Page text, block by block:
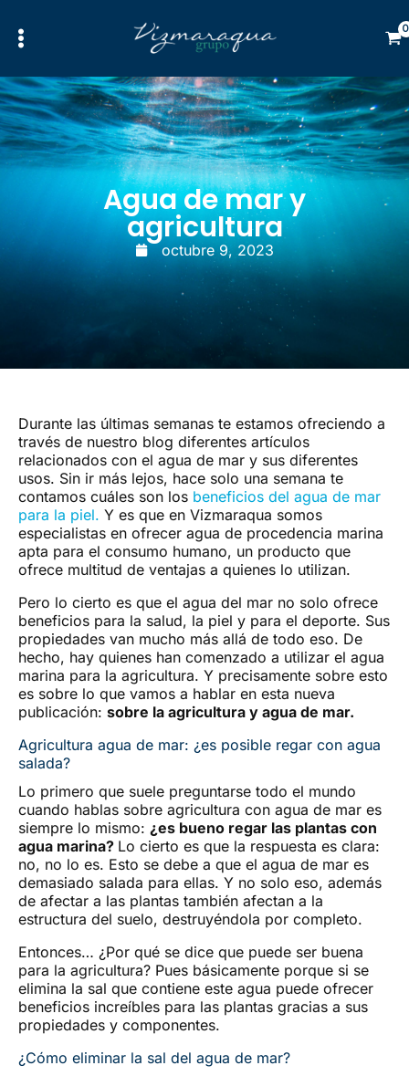
contenido
Agua de mar y
agricultura
octubre 9, 2023
Durante las últimas semanas te estamos ofreciendo a
través de nuestro blog diferentes artículos
relacionados con el agua de mar y sus diferentes
usos. Sin ir más lejos, hace solo una semana te
contamos cuáles son los beneficios del agua de mar
para la piel. Y es que en Vizmaraqua somos
especialistas en ofrecer agua de procedencia marina
apta para el consumo humano, un producto que
ofrece multitud de ventajas a quienes lo utilizan.
Pero lo cierto es que el agua del mar no solo ofrece
beneficios para la salud, la piel y para el deporte. Sus
propiedades van mucho más allá de todo eso. De
hecho, hay quienes han comenzado a utilizar el agua
marina para la agricultura. Y precisamente sobre esto
es sobre lo que vamos a hablar en esta nueva
publicación: sobre la agricultura y agua de mar.
Agricultura agua de mar: ¿es posible regar con agua
salada?
Lo primero que suele preguntarse todo el mundo
cuando hablas sobre agricultura con agua de mar es
siempre lo mismo: ¿es bueno regar las plantas con
agua marina? Lo cierto es que la respuesta es clara:
no, no lo es. Esto se debe a que el agua de mar es
demasiado salada para ellas. Y no solo eso, además
de afectar a las plantas también afectan a la
estructura del suelo, destruyéndola por completo.
Entonces… ¿Por qué se dice que puede ser buena
para la agricultura? Pues básicamente porque si se
elimina la sal que contiene este agua puede ofrecer
beneficios increíbles para las plantas gracias a sus
propiedades y componentes.
¿Cómo eliminar la sal del agua de mar?